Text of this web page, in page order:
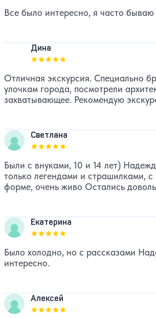
Все было интересно, я часто
Дина
Оценка, количество звезд:
Отличная экскурсия. Специально
улочкам города, посмотрели
захватывающее. Рекомендую
Светлана
Оценка, количество звезд:
Были с внуками, 10 и 14 лет)
только легендами и страшилками,
форме, очень живо Остались
Екатерина
Оценка, количество звезд:
Было холодно, но с рассказами
интересно.
Алексей
Оценка, количество звезд: